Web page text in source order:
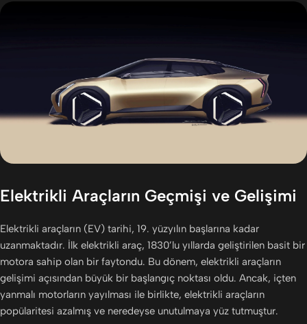
Elektrikli Araçların Geçmişi ve Gelişimi
Elektrikli araçların (EV) tarihi, 19. yüzyılın başlarına kadar
uzanmaktadır. İlk elektrikli araç, 1830’lu yıllarda geliştirilen basit bir
motora sahip olan bir faytondu. Bu dönem, elektrikli araçların
gelişimi açısından büyük bir başlangıç noktası oldu. Ancak, içten
yanmalı motorların yayılması ile birlikte, elektrikli araçların
popülaritesi azalmış ve neredeyse unutulmaya yüz tutmuştur.